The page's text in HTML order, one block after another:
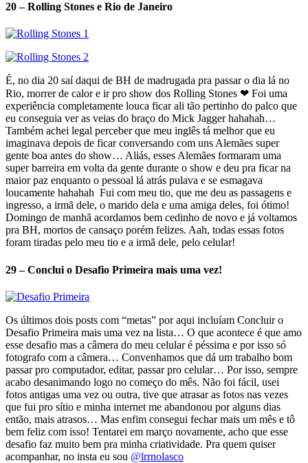
20 – Rolling Stones e Rio de Janeiro
É, no dia 20 saí daqui de BH de madrugada pra passar o dia lá no
Rio, morrer de calor e ir pro show dos Rolling Stones ❤ Foi uma
experiência completamente louca ficar ali tão pertinho do palco que
eu conseguia ver as veias do braço do Mick Jagger hahahah…
Também achei legal perceber que meu inglês tá melhor que eu
imaginava depois de ficar conversando com uns Alemães super
gente boa antes do show… Aliás, esses Alemães formaram uma
super barreira em volta da gente durante o show e deu pra ficar na
maior paz enquanto o pessoal lá atrás pulava e se esmagava
loucamente hahahah Fui com meu tio, que me deu as passagens e
ingresso, a irmã dele, o marido dela e uma amiga deles, foi ótimo!
Domingo de manhã acordamos bem cedinho de novo e já voltamos
pra BH, mortos de cansaço porém felizes. Aah, todas essas fotos
foram tiradas pelo meu tio e a irmã dele, pelo celular!
29 – Conclui o Desafio Primeira mais uma vez!
Os últimos dois posts com “metas” por aqui incluíam Concluir o
Desafio Primeira mais uma vez na lista… O que acontece é que amo
esse desafio mas a câmera do meu celular é péssima e por isso só
fotografo com a câmera… Convenhamos que dá um trabalho bom
passar pro computador, editar, passar pro celular… Por isso, sempre
acabo desanimando logo no começo do mês. Não foi fácil, usei
fotos antigas uma vez ou outra, tive que atrasar as fotos nas vezes
que fui pro sítio e minha internet me abandonou por alguns dias
então, mais atrasos… Mas enfim consegui fechar mais um mês e tô
bem feliz com isso! Tentarei em março novamente, acho que esse
desafio faz muito bem pra minha criatividade. Pra quem quiser
acompanhar, no insta eu sou @lrrnolasco